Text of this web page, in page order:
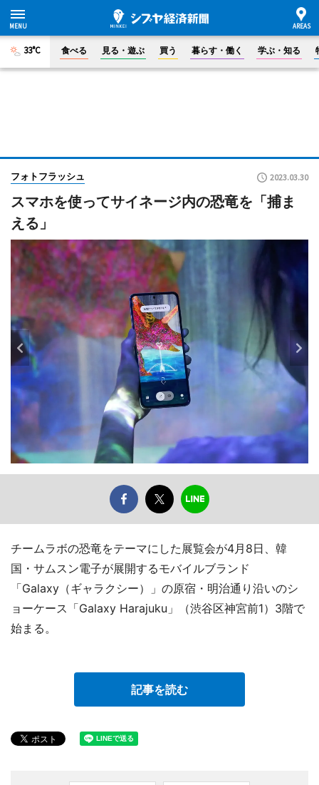
33°C 食べる 見る・遊ぶ 買う 暮らす・働く 学ぶ・知る
フォトフラッシュ 2023.03.30
スマホを使ってサイネージ内の恐竜を「捕ま
える」
チームラボの恐竜をテーマにした展覧会が4月8日、韓
国・サムスン電子が展開するモバイルブランド
「Galaxy（ギャラクシー）」の原宿・明治通り沿いのシ
ョーケース「Galaxy Harajuku」（渋谷区神宮前1）3階で
始まる。
記事を読む